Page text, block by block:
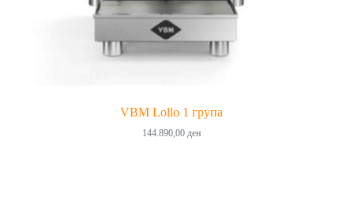
VBM Lollo 1 група
144.890,00ден